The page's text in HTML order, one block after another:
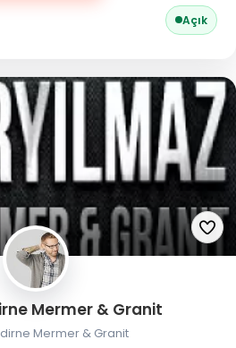
Açık
Mermer & Granit
Mermer & Granit